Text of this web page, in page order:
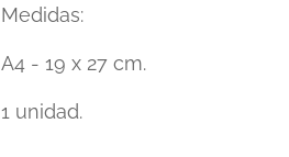
Medidas:
A4 - 19 x 27 cm.
1 unidad.